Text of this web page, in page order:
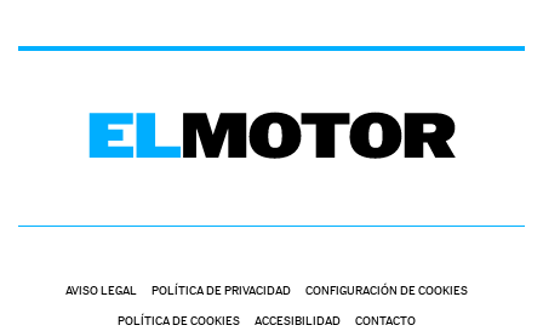
AVISO LEGAL POLÍTICA DE PRIVACIDAD CONFIGURACIÓN DE COOKIES
POLÍTICA DE COOKIES ACCESIBILIDAD CONTACTO